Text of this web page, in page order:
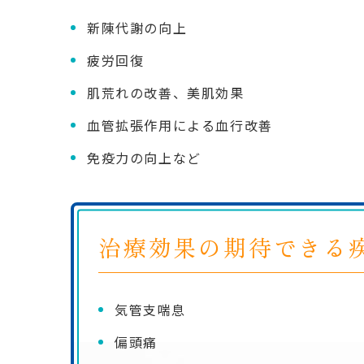
新陳代謝の向上
疲労回復
肌荒れの改善、美肌効果
血管拡張作用による血行改善
免疫力の向上など
治療効果の期待できる
気管支喘息
偏頭痛